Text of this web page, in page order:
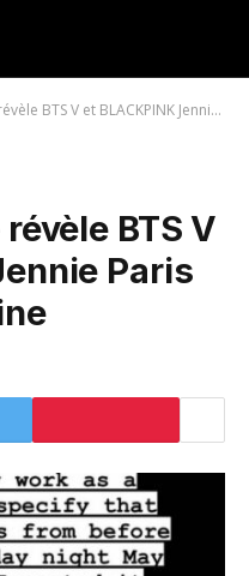
et BLACKPINK Jennie Paris Romance Timeline
BTS V
Paris